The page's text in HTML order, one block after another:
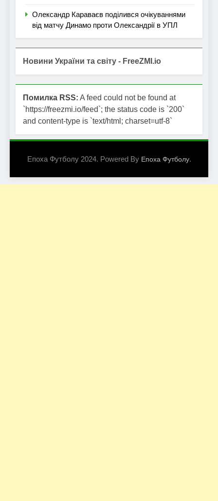
Олександр Караваєв поділився очікуваннями
від матчу Динамо проти Олександрії в УПЛ
Новини України та світу - FreeZMI.io
Помилка RSS: A feed could not be found at
`https://freezmi.io/feed`; the status code is `200`
and content-type is `text/html; charset=utf-8`
Епоха Футболу 2024. Powered By Епоха Футболу.